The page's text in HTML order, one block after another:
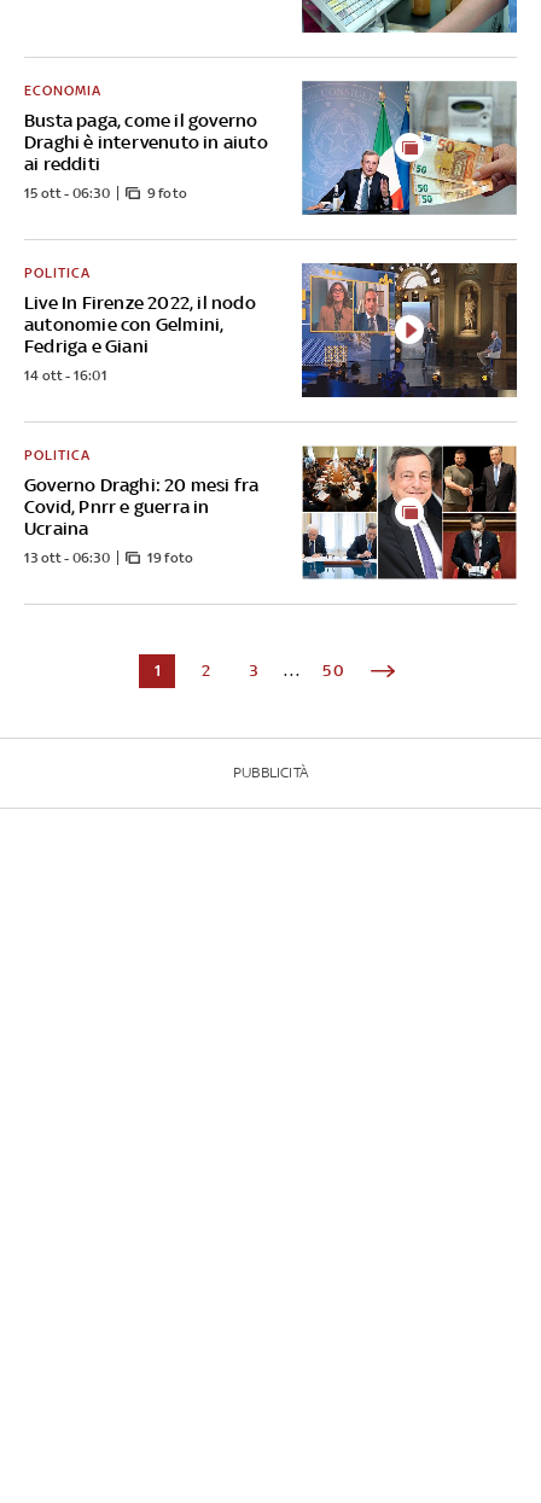
Busta paga, come il governo
Draghi è intervenuto in aiuto
ai redditi
ECONOMIA
15 ott - 06:30 9 foto
Live In Firenze 2022, il nodo
autonomie con Gelmini,
Fedriga e Giani
POLITICA
14 ott - 16:01
Governo Draghi: 20 mesi fra
Covid, Pnrr e guerra in
Ucraina
POLITICA
13 ott - 06:30 19 foto
1 2 3 ... 50
PUBBLICITÀ